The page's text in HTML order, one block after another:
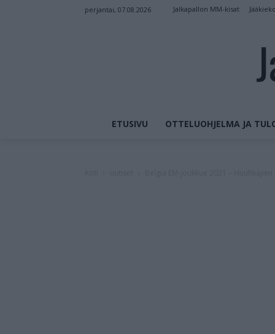
perjantai, 07.08.2026 Jalkapallon MM-kisat
ETUSIVU OTTELUOHJELMA JA